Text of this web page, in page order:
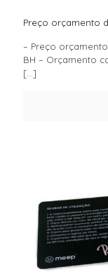
Preço orçamento
– Preço
BH – Orçamento
[…]